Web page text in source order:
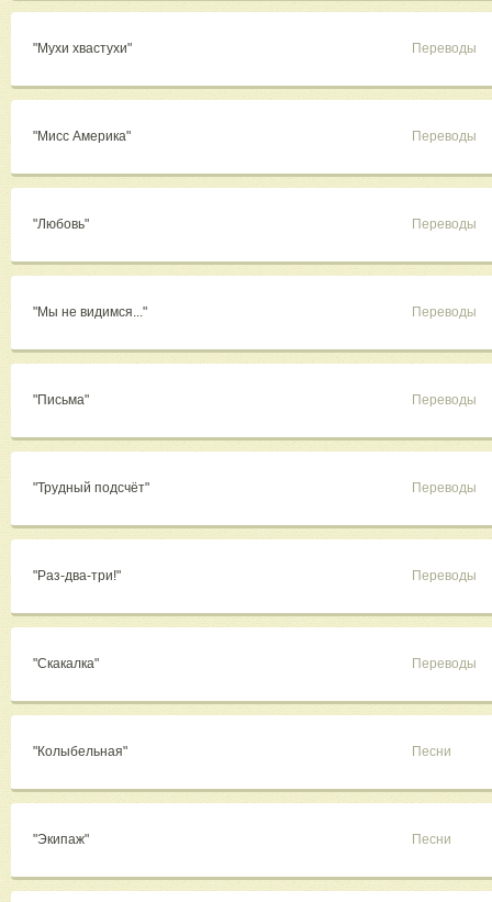
"Мухи хвастухи" Переводы
"Мисс Америка" Переводы
"Любовь" Переводы
"Мы не видимся..." Переводы
"Письма" Переводы
"Трудный подсчёт" Переводы
"Раз-два-три!" Переводы
"Скакалка" Переводы
"Колыбельная" Песни
"Экипаж" Песни